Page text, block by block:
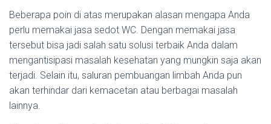
Beberapa poin di atas merupakan alasan mengapa Anda
perlu memakai jasa sedot WC. Dengan memakai jasa
tersebut bisa jadi salah satu solusi terbaik Anda dalam
mengantisipasi masalah kesehatan yang mungkin saja akan
terjadi. Selain itu, saluran pembuangan limbah Anda pun
akan terhindar dari kemacetan atau berbagai masalah
lainnya.